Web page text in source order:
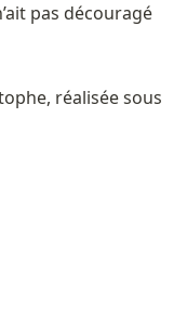
pas découragé